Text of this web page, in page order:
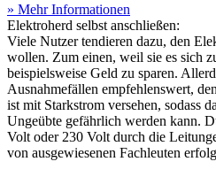
» Mehr Informationen
Elektroherd selbst anschließen:
Viele Nutzer tendieren dazu, den
wollen. Zum einen, weil sie es sich
beispielsweise Geld zu sparen.
Ausnahmefällen empfehlenswert,
ist mit Starkstrom versehen, sodass
Ungeübte gefährlich werden kann.
Volt oder 230 Volt durch die
von ausgewiesenen Fachleuten